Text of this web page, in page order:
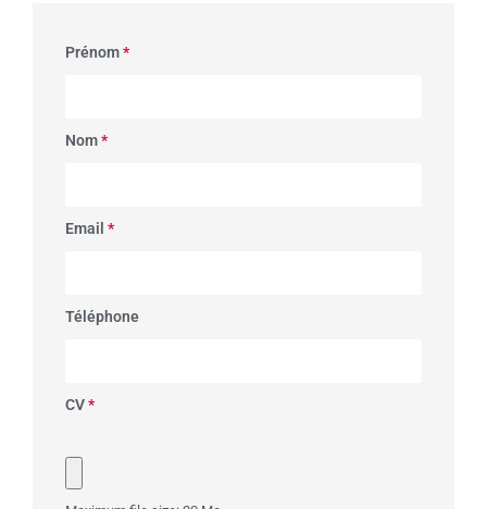
Prénom*
Nom*
Email *
Téléphone
CV*